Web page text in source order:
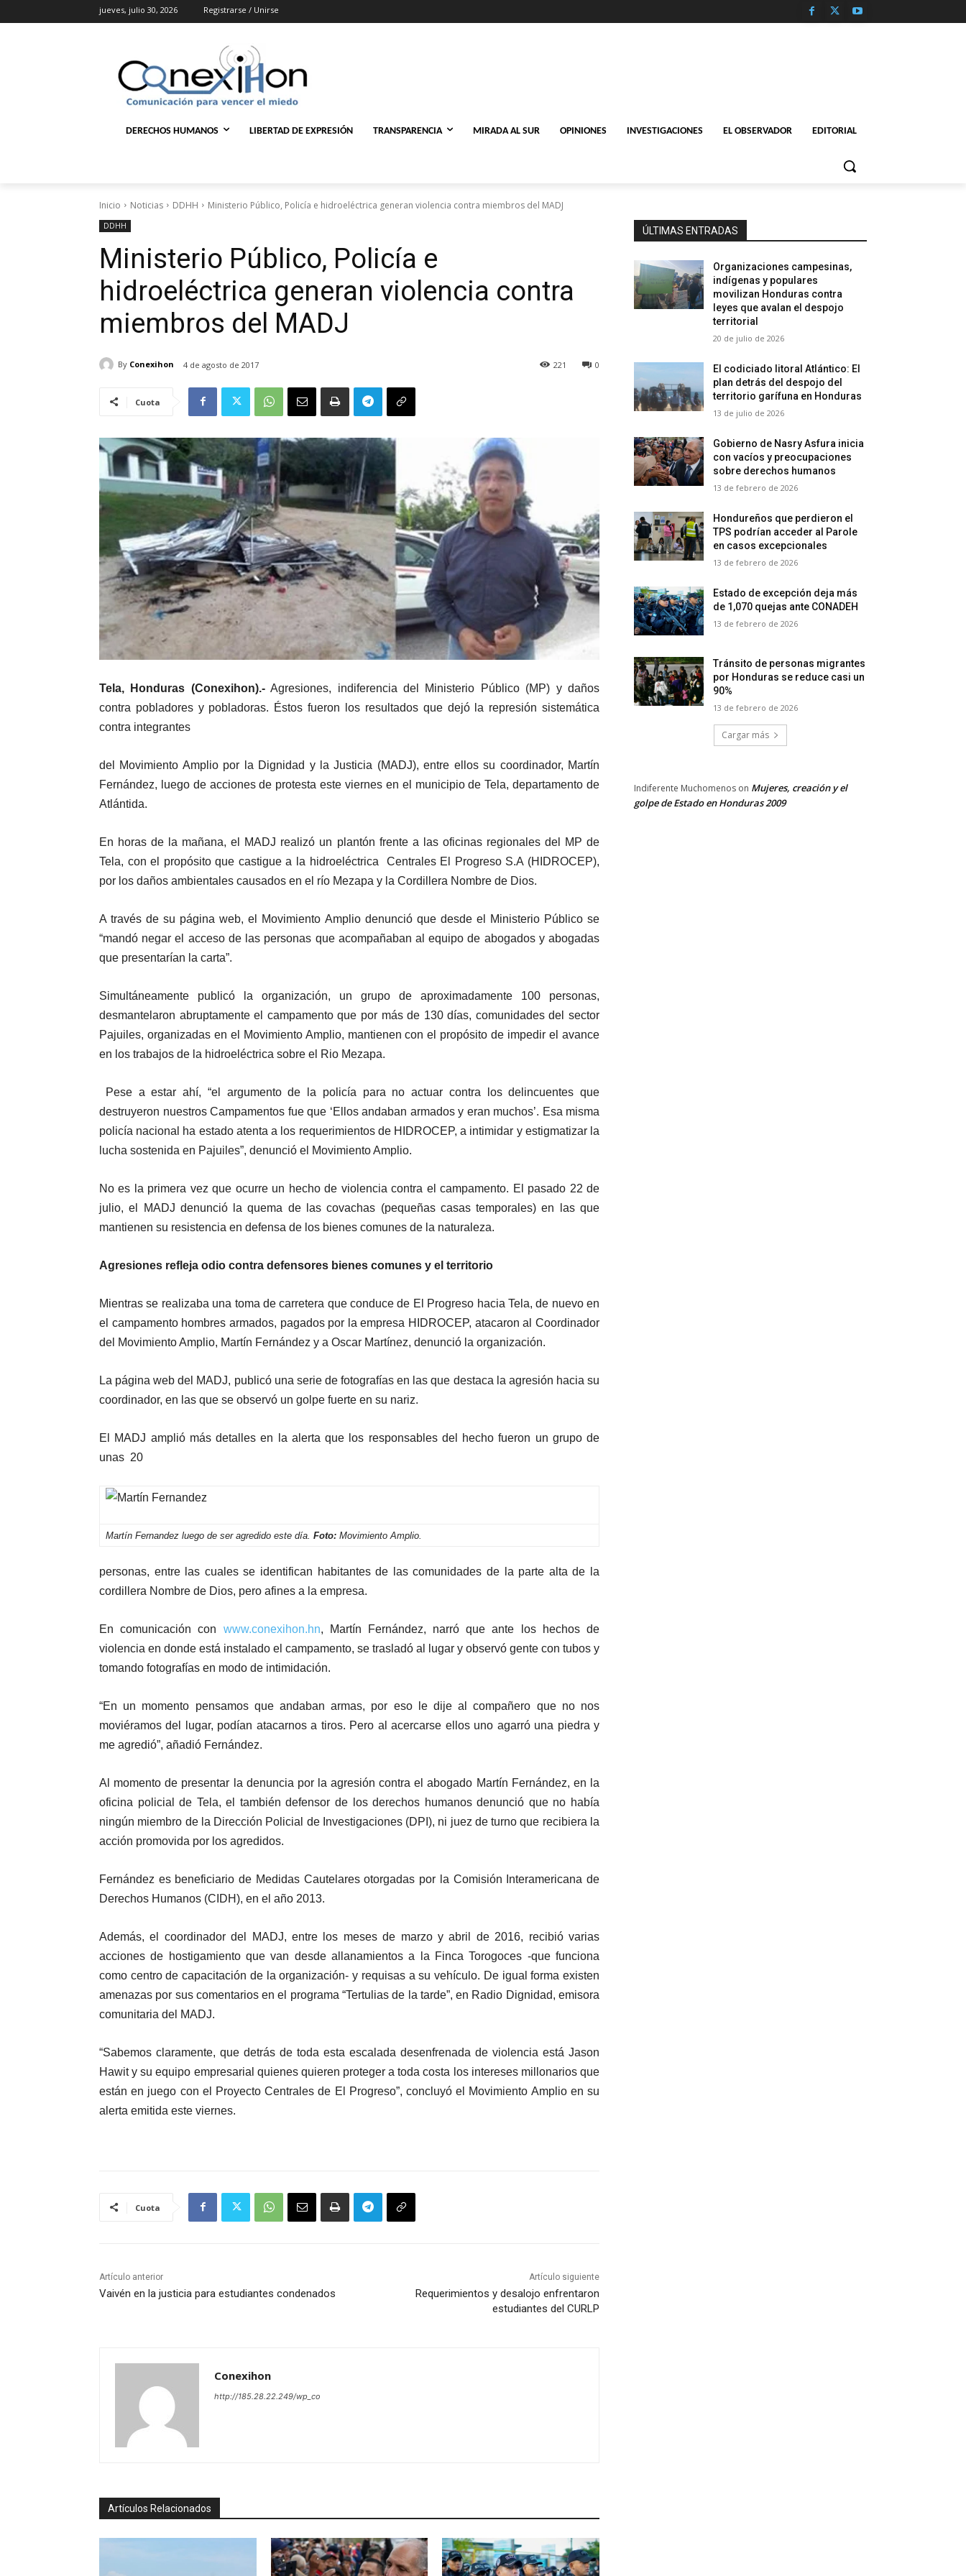
jueves, julio 30, 2026 Registrarse / Unirse
DERECHOS HUMANOS LIBERTAD DE EXPRESIÓN TRANSPARENCIA MIRADA AL SUR OPINIONES INVESTIGACIONES EL OBSERVADOR EDITORIAL
Inicio Noticias DDHH Ministerio Público, Policía e hidroeléctrica generan violencia contra miembros del MADJ
DDHH
Ministerio Público, Policía e
hidroeléctrica generan violencia contra
miembros del MADJ
By Conexihon 4 de agosto de 2017 0
221
Cuota
Tela, Honduras (Conexihon).-Agresiones, indiferencia del Ministerio Público (MP) y daños
contra pobladores y pobladoras. Éstos fueron los resultados que dejó la represión sistemática
contra integrantes
del Movimiento Amplio por la Dignidad y la Justicia (MADJ), entre ellos su coordinador, Martín
Fernández, luego de acciones de protesta este viernes en el municipio de Tela, departamento de
Atlántida.
En horas de la mañana, el MADJ realizó un plantón frente a las oficinas regionales del MP de
Tela, con el propósito que castigue a la hidroeléctrica Centrales El Progreso S.A (HIDROCEP),
por los daños ambientales causados en el río Mezapa y la Cordillera Nombre de Dios.
A través de su página web, el Movimiento Amplio denunció que desde el Ministerio Público se
“mandó negar el acceso de las personas que acompañaban al equipo de abogados y abogadas
que presentarían la carta”.
Simultáneamente publicó la organización, un grupo de aproximadamente 100 personas,
desmantelaron abruptamente el campamento que por más de 130 días, comunidades del sector
Pajuiles, organizadas en el Movimiento Amplio, mantienen con el propósito de impedir el avance
en los trabajos de la hidroeléctrica sobre el Rio Mezapa.
Pese a estar ahí, “el argumento de la policía para no actuar contra los delincuentes que
destruyeron nuestros Campamentos fue que ‘Ellos andaban armados y eran muchos’. Esa misma
policía nacional ha estado atenta a los requerimientos de HIDROCEP, a intimidar y estigmatizar la
lucha sostenida en Pajuiles”, denunció el Movimiento Amplio.
No es la primera vez que ocurre un hecho de violencia contra el campamento. El pasado 22 de
julio, el MADJ denunció la quema de las covachas (pequeñas casas temporales) en las que
mantienen su resistencia en defensa de los bienes comunes de la naturaleza.
Agresiones refleja odio contra defensores bienes comunes y el territorio
Mientras se realizaba una toma de carretera que conduce de El Progreso hacia Tela, de nuevo en
el campamento hombres armados, pagados por la empresa HIDROCEP, atacaron al Coordinador
del Movimiento Amplio, Martín Fernández y a Oscar Martínez, denunció la organización.
La página web del MADJ, publicó una serie de fotografías en las que destaca la agresión hacia su
coordinador, en las que se observó un golpe fuerte en su nariz.
El MADJ amplió más detalles en la alerta que los responsables del hecho fueron un grupo de
unas 20
Martín Fernandez luego de ser agredido este día. Foto: Movimiento Amplio.
personas, entre las cuales se identifican habitantes de las comunidades de la parte alta de la
cordillera Nombre de Dios, pero afines a la empresa.
En comunicación con www.conexihon.hn, Martín Fernández, narró que ante los hechos de
violencia en donde está instalado el campamento, se trasladó al lugar y observó gente con tubos y
tomando fotografías en modo de intimidación.
“En un momento pensamos que andaban armas, por eso le dije al compañero que no nos
moviéramos del lugar, podían atacarnos a tiros. Pero al acercarse ellos uno agarró una piedra y
me agredió”, añadió Fernández.
Al momento de presentar la denuncia por la agresión contra el abogado Martín Fernández, en la
oficina policial de Tela, el también defensor de los derechos humanos denunció que no había
ningún miembro de la Dirección Policial de Investigaciones (DPI), ni juez de turno que recibiera la
acción promovida por los agredidos.
Fernández es beneficiario de Medidas Cautelares otorgadas por la Comisión Interamericana de
Derechos Humanos (CIDH), en el año 2013.
Además, el coordinador del MADJ, entre los meses de marzo y abril de 2016, recibió varias
acciones de hostigamiento que van desde allanamientos a la Finca Torogoces -que funciona
como centro de capacitación de la organización- y requisas a su vehículo. De igual forma existen
amenazas por sus comentarios en el programa “Tertulias de la tarde”, en Radio Dignidad, emisora
comunitaria del MADJ.
“Sabemos claramente, que detrás de toda esta escalada desenfrenada de violencia está Jason
Hawit y su equipo empresarial quienes quieren proteger a toda costa los intereses millonarios que
están en juego con el Proyecto Centrales de El Progreso”, concluyó el Movimiento Amplio en su
alerta emitida este viernes.
Cuota
Artículo anterior
Vaivén en la justicia para estudiantes condenados
Artículo siguiente
Requerimientos y desalojo enfrentaron
estudiantes del CURLP
Conexihon
http://185.28.22.249/wp_co
Artículos Relacionados
ÚLTIMAS ENTRADAS
Organizaciones campesinas,
indígenas y populares
movilizan Honduras contra
leyes que avalan el despojo
territorial
20 de julio de 2026
El codiciado litoral Atlántico: El
plan detrás del despojo del
territorio garífuna en Honduras
13 de julio de 2026
Gobierno de Nasry Asfura inicia
con vacíos y preocupaciones
sobre derechos humanos
13 de febrero de 2026
Hondureños que perdieron el
TPS podrían acceder al Parole
en casos excepcionales
13 de febrero de 2026
Estado de excepción deja más
de 1,070 quejas ante CONADEH
13 de febrero de 2026
Tránsito de personas migrantes
por Honduras se reduce casi un
90%
13 de febrero de 2026
Cargar más
Indiferente Muchomenos on Mujeres, creación y el
golpe de Estado en Honduras 2009